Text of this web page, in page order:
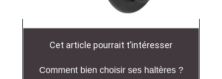
Cet article pourrait t’intéresser
Comment bien choisir ses haltères ?